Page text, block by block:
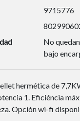
9715776
No
bajo
hermética de
1. Eficiéncia
Opción wi-fi